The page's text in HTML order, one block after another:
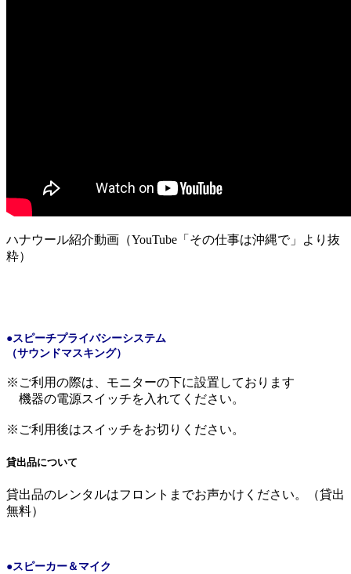
ハナウール紹介動画（YouTube「その仕事は沖縄で」より抜
粋）
●スピーチプライバシーシステム
（サウンドマスキング）
※ご利用の際は、モニターの下に設置しております
機器の電源スイッチを入れてください。
※ご利用後はスイッチをお切りください。
貸出品について
貸出品のレンタルはフロントまでお声かけください。（貸出
無料）
●スピーカー＆マイク